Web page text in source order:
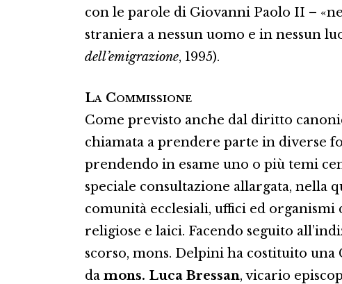
con le parole di Giovanni Paolo II –
straniera a nessun uomo e in nessun
dell’emigrazione, 1995).
La Commissione
Come previsto anche dal diritto
chiamata a prendere parte in diverse
prendendo in esame uno o più temi
speciale consultazione allargata, nella
comunità ecclesiali, uffici ed
religiose e laici. Facendo seguito
scorso, mons. Delpini ha costituito
da mons. Luca Bressan, vicario